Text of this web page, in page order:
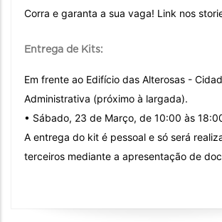
Corra e garanta a sua vaga! Link nos
Entrega de Kits:
Em frente ao Edifício das Alterosas -
Administrativa (próximo à largada).
• Sábado, 23 de Março, de 10:00 às
A entrega do kit é pessoal e só será
terceiros mediante a apresentação de